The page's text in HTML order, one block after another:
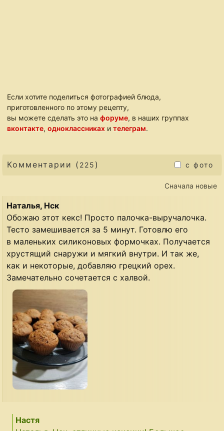
Если хотите поделиться фотографией блюда,
приготовленного по этому рецепту,
вы можете сделать это нафоруме, в наших группах
вконтакте,одноклассниках ителеграм.
Комментарии ( 225 ) с фото
Сначала новые
Наталья, Нск
Обожаю этот кекс! Просто палочка-выручалочка.
Тесто замешивается за 5 минут. Готовлю его
в маленьких силиконовых формочках. Получается
хрустящий снаружи и мягкий внутри. И так же,
как и некоторые, добавляю грецкий орех.
Замечательно сочетается с халвой.
Настя